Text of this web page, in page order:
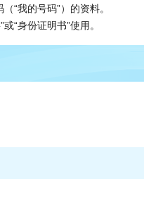
“我的号码”）的资料。
“身份证明书”使用。